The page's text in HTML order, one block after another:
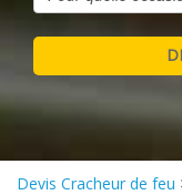
Devis Cracheur de feu